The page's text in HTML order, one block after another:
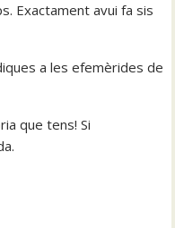
Exactament avui fa sis
a les efemèrides de
que tens! Si